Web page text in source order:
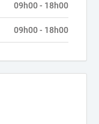
09h00 - 18h00
09h00 - 18h00